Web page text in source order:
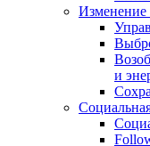
Изменение
и